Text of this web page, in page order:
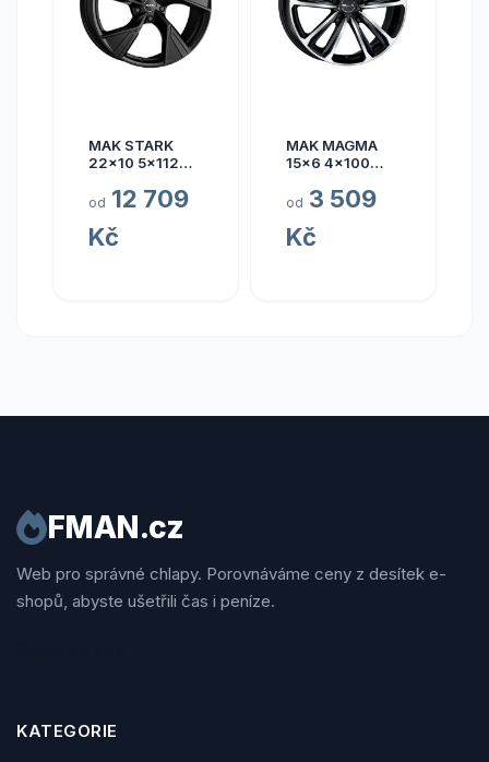
MAK STARK
22x10 5x112
od 12 709
Kč
MAK MAGMA
15x6 4x100
od 3 509
Kč
FMAN.cz
Web pro správné chlapy. Porovnáváme ceny z desítek e-
shopů, abyste ušetřili čas i peníze.
KATEGORIE